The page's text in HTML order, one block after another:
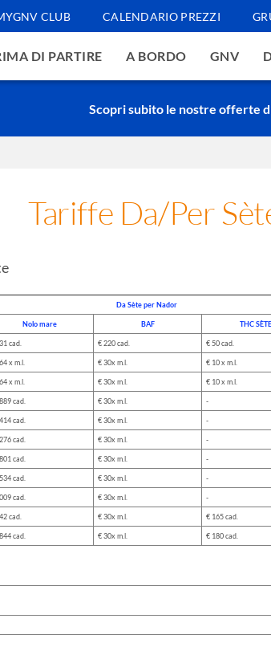
CLUB CALENDARIO PREZZI
DI PARTIRE A BORDO GNV
Scopri subito le nostre offerte
Tariffe Da/Per
Da Sète per Nador
Nolo mare BAF THC SÈTE
cad. € 220 cad. € 50 cad.
x m.l. € 30x m.l. € 10 x m.l.
x m.l. € 30x m.l. € 10 x m.l.
cad. € 30x m.l. -
cad. € 30x m.l. -
cad. € 30x m.l. -
cad. € 30x m.l. -
cad. € 30x m.l. -
cad. € 30x m.l. -
cad. € 30x m.l. € 165 cad.
cad. € 30x m.l. € 180 cad.